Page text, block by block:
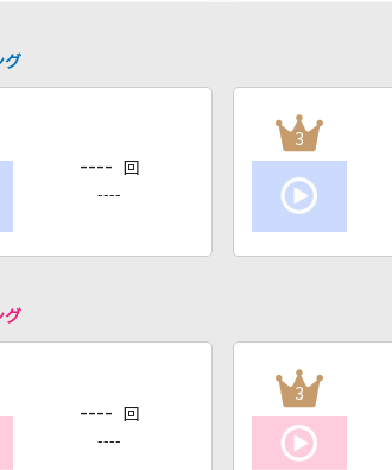
グ
---- 回
----
3
グ
---- 回
----
3